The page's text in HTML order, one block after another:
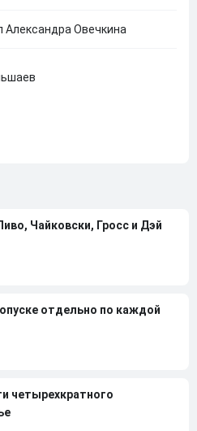
Александра Овечкина
Чайковски, Гросс и Дэй
отдельно по каждой
четырехкратного